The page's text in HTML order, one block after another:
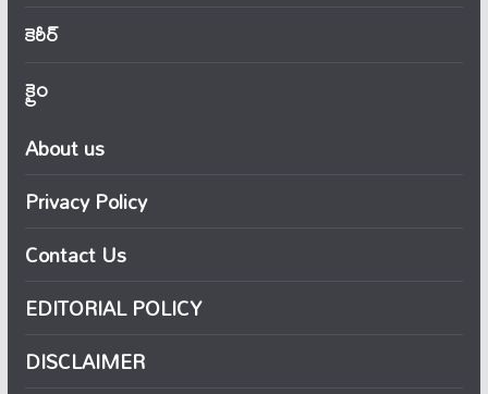
కెరీర్
క్రైం
About us
Privacy Policy
Contact Us
EDITORIAL POLICY
DISCLAIMER